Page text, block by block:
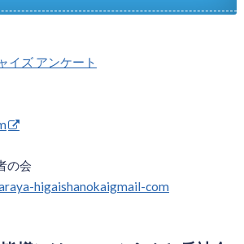
イズ アンケート
の会
higaishanokaigmail-com